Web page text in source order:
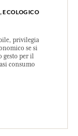
ECOLOGICO
privilegia
se si
gesto per il
consumo